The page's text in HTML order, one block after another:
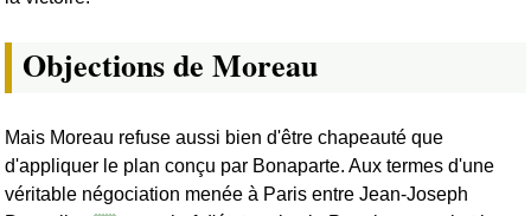
Objections de Moreau
Mais Moreau refuse aussi bien d'être chapeauté que
d'appliquer le plan conçu par Bonaparte. Aux termes d'une
véritable négociation menée à Paris entre Jean-Joseph